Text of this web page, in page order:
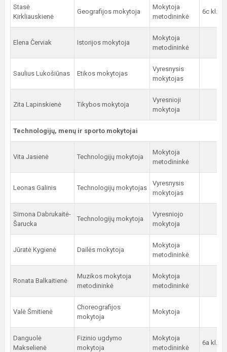
Stasė
Kirkliauskienė
Geografijos mokytoja
Mokytoja
metodininkė
6c kl.
Elena Červiak Istorijos mokytoja
Mokytoja
metodininkė
Saulius Lukošiūnas Etikos mokytojas
Vyresnysis
mokytojas
Zita Lapinskienė Tikybos mokytoja
Vyresnioji
mokytoja
Technologijų, menų ir sporto mokytojai
Vita Jasienė Technologijų mokytoja
Mokytoja
metodininkė
Leonas Galinis Technologijų mokytojas
Vyresnysis
mokytojas
Simona Dabrukaitė-
Šarucka
Technologijų mokytoja
Vyresniojo
mokytoja
Jūratė Kygienė Dailės mokytoja
Mokytoja
metodininkė
Ronata Balkaitienė
Muzikos mokytoja
metodininkė
Mokytoja
metodininkė
Valė Šmitienė
Choreografijos
mokytoja
Mokytoja
Danguolė
Makselienė
Fizinio ugdymo
mokytoja
Mokytoja
metodininkė
6a kl.